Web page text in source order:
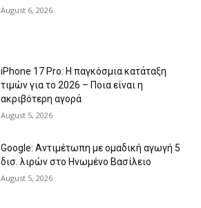
August 6, 2026
iPhone 17 Pro: Η παγκόσμια κατάταξη
τιμών για το 2026 – Ποια είναι η
ακριβότερη αγορά
August 5, 2026
Google: Αντιμέτωπη με ομαδική αγωγή 5
δισ. λιρών στο Ηνωμένο Βασίλειο
August 5, 2026